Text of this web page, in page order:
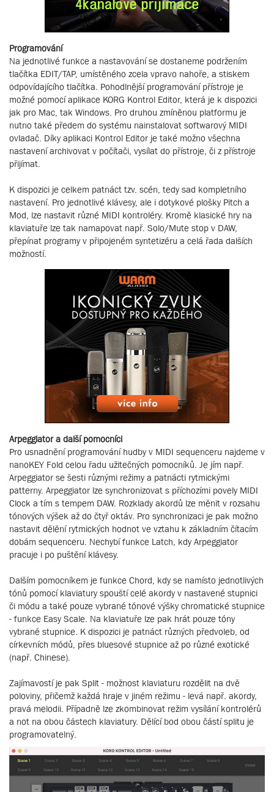
Programování
Na jednotlivé funkce a nastavování se dostaneme podržením
tlačítka EDIT/TAP, umístěného zcela vpravo nahoře, a stiskem
odpovídajícího tlačítka. Pohodlnější programování přístroje je
možné pomocí aplikace KORG Kontrol Editor, která je k dispozici
jak pro Mac, tak Windows. Pro druhou zmíněnou platformu je
nutno také předem do systému nainstalovat softwarový MIDI
ovladač. Díky aplikaci Kontrol Editor je také možno všechna
nastavení archivovat v počítači, vysílat do přístroje, či z přístroje
přijímat.
K dispozici je celkem patnáct tzv. scén, tedy sad kompletního
nastavení. Pro jednotlivé klávesy, ale i dotykové plošky Pitch a
Mod, lze nastavit různé MIDI kontroléry. Kromě klasické hry na
klaviatuře lze tak namapovat např. Solo/Mute stop v DAW,
přepínat programy v připojeném syntetizéru a celá řada dalších
možností.
Arpeggiator a další pomocníci
Pro usnadnění programování hudby v MIDI sequenceru najdeme v
nanoKEY Fold celou řadu užitečných pomocníků. Je jím např.
Arpeggiator se šesti různými režimy a patnácti rytmickými
patterny. Arpeggiator lze synchronizovat s příchozími povely MIDI
Clock a tím s tempem DAW. Rozklady akordů lze měnit v rozsahu
tónových výšek až do čtyř oktáv. Pro synchronizaci je pak možno
nastavit dělění rytmických hodnot ve vztahu k základním čítacím
dobám sequenceru. Nechybí funkce Latch, kdy Arpeggiator
pracuje i po puštění klávesy.
Dalším pomocníkem je funkce Chord, kdy se namísto jednotlivých
tónů pomocí klaviatury spouští celé akordy v nastavené stupnici
či módu a také pouze vybrané tónové výšky chromatické stupnice
- funkce Easy Scale. Na klaviatuře lze pak hrát pouze tóny
vybrané stupnice. K dispozici je patnáct různých předvoleb, od
církevních módů, přes bluesové stupnice až po různé exotické
(např. Chinese).
Zajímavostí je pak Split - možnost klaviaturu rozdělit na dvě
poloviny, přičemž každá hraje v jiném režimu - levá např. akordy,
pravá melodii. Případně lze zkombinovat režim vysílání kontrolérů
a not na obou částech klaviatury. Dělící bod obou částí splitu je
programovatelný.